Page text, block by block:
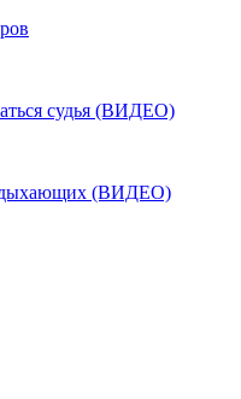
судья (ВИДЕО)
(ВИДЕО)